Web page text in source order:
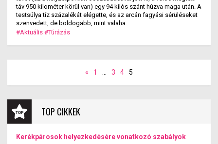
táv 950 kilométer körül van) egy 94 kilós szánt húzva maga után. A
testsúlya tíz százalékát elégette, és az arcán fagyási sérüléseket
szenvedett, de boldogabb, mint valaha.
#Aktuális #Túrázás
« 1 … 3 4 5
TOP CIKKEK
Kerékpárosok helyezkedésére vonatkozó szabályok